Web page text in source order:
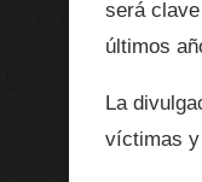
será
últimos
La
víctimas y